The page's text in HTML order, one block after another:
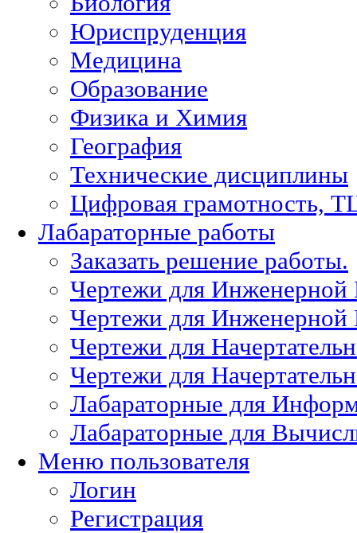
Юриспруденция
Медицина
Образование
Физика и Химия
География
Технические дисциплины
Цифровая грамотность,
Лабараторные работы
Заказать решение работы.
Чертежи для
Чертежи для
Чертежи для
Чертежи для
Лабараторные для
Лабараторные для
Меню пользователя
Логин
Регистрация